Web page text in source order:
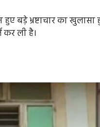
बड़े भ्रष्टाचार का
कर ली है।